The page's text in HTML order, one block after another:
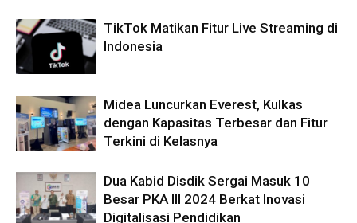
TikTok Matikan Fitur Live Streaming di
Indonesia
Midea Luncurkan Everest, Kulkas
dengan Kapasitas Terbesar dan Fitur
Terkini di Kelasnya
Dua Kabid Disdik Sergai Masuk 10
Besar PKA III 2024 Berkat Inovasi
Digitalisasi Pendidikan